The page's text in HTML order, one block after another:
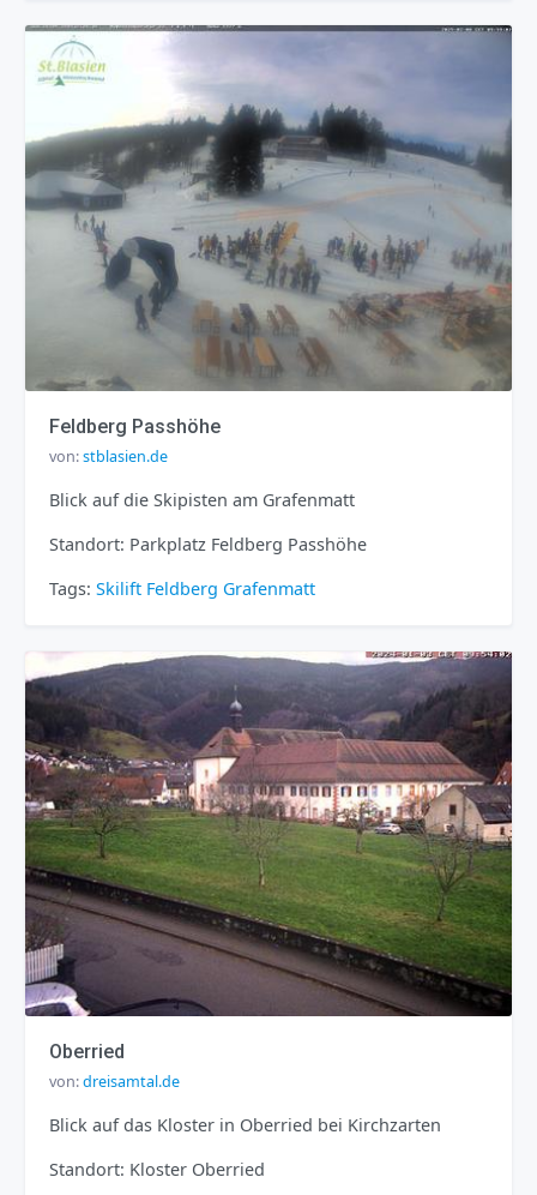
Feldberg Passhöhe
von:stblasien.de
Blick auf die Skipisten am Grafenmatt
Standort: Parkplatz Feldberg Passhöhe
Tags: Skilift Feldberg Grafenmatt
Oberried
von:dreisamtal.de
Blick auf das Kloster in Oberried bei Kirchzarten
Standort: Kloster Oberried